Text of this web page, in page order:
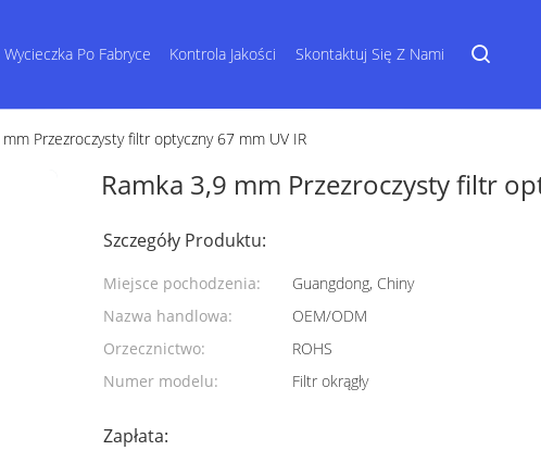
Wycieczka Po Fabryce Kontrola Jakości Skontaktuj Się Z Nami
mm Przezroczysty filtr optyczny 67 mm UV IR
Ramka 3,9 mm Przezroczysty filtr
Szczegóły Produktu:
Miejsce pochodzenia:
Guangdong, Chiny
Nazwa handlowa:
OEM/ODM
Orzecznictwo:
ROHS
Numer modelu:
Filtr okrągły
Zapłata: